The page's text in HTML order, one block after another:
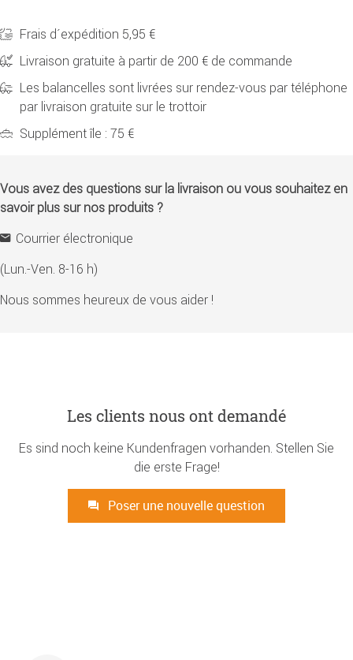
Frais d´expédition 5,95 €
Livraison gratuite à partir de 200 € de commande
Les balancelles sont livrées sur rendez-vous par téléphone
par livraison gratuite sur le trottoir
Supplément île : 75 €
Vous avez des questions sur la livraison ou vous souhaitez en
savoir plus sur nos produits ?
Courrier électronique
(Lun.-Ven. 8-16 h)
Nous sommes heureux de vous aider !
Les clients nous ont demandé
Es sind noch keine Kundenfragen vorhanden. Stellen Sie
die erste Frage!
Poser une nouvelle question